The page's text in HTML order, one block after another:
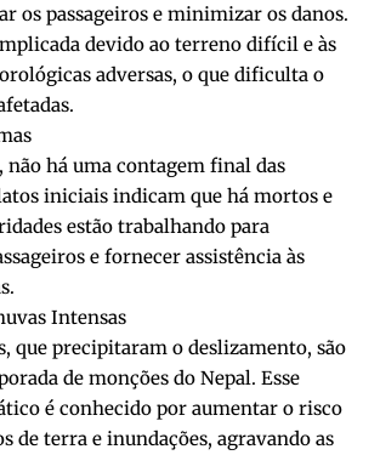
os passageiros e minimizar os danos.
devido ao terreno difícil e às
adversas, o que dificulta o
não há uma contagem final das
iniciais indicam que há mortos e
estão trabalhando para
e fornecer assistência às
Intensas
que precipitaram o deslizamento, são
de monções do Nepal. Esse
é conhecido por aumentar o risco
de terra e inundações, agravando as